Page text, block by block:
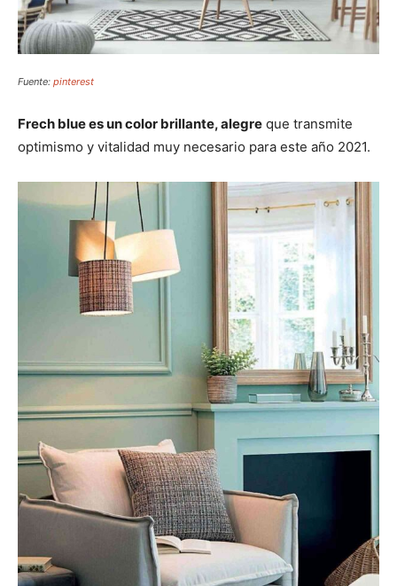
Fuente: pinterest
Frech blue es un color brillante, alegre que transmite
optimismo y vitalidad muy necesario para este año 2021.